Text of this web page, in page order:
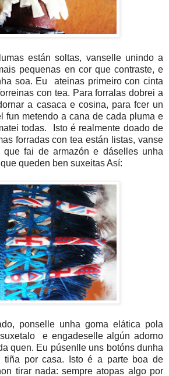
están soltas, vanselle unindo a
pequenas en cor que contraste, e
soa. Eu ateinas primeiro con cinta
con tea. Para forralas dobrei a
a casaca e cosina, para fcer un
fun metendo a cana de cada pluma e
todas. Isto é realmente doado de
forradas con tea están listas, vanse
que fai de armazón e dáselles unha
queden ben suxeitas Así:
ponselle unha goma elática pola
e engadeselle algún adorno
quen. Eu púsenlle uns botóns dunha
tiña por casa. Isto é a parte boa de
tirar nada: sempre atopas algo por